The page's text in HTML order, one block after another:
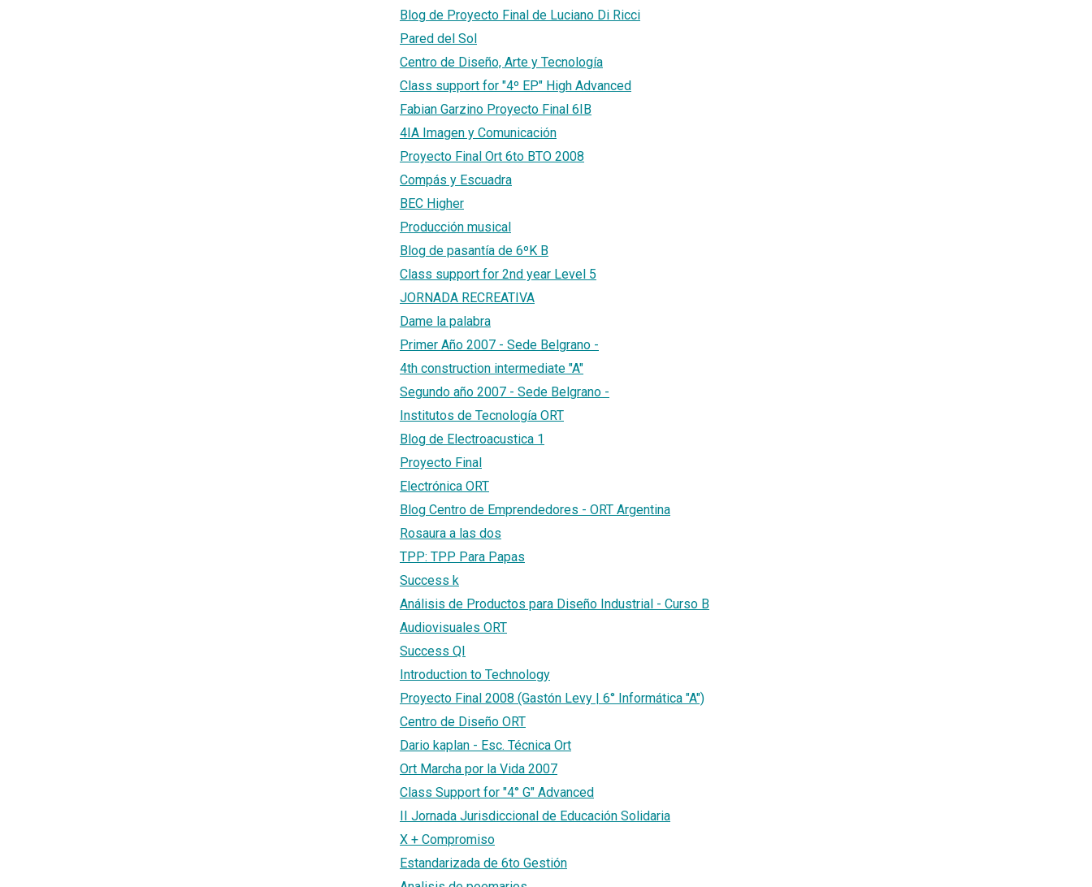
Blog de Proyecto Final de Luciano Di Ricci
Pared del Sol
Centro de Diseño, Arte y Tecnología
Class support for "4º EP" High Advanced
Fabian Garzino Proyecto Final 6IB
4IA Imagen y Comunicación
Proyecto Final Ort 6to BTO 2008
Compás y Escuadra
BEC Higher
Producción musical
Blog de pasantía de 6ºK B
Class support for 2nd year Level 5
JORNADA RECREATIVA
Dame la palabra
Primer Año 2007 - Sede Belgrano -
4th construction intermediate "A"
Segundo año 2007 - Sede Belgrano -
Institutos de Tecnología ORT
Blog de Electroacustica 1
Proyecto Final
Electrónica ORT
Blog Centro de Emprendedores - ORT Argentina
Rosaura a las dos
TPP: TPP Para Papas
Success k
Análisis de Productos para Diseño Industrial - Curso B
Audiovisuales ORT
Success QI
Introduction to Technology
Proyecto Final 2008 (Gastón Levy | 6° Informática "A")
Centro de Diseño ORT
Dario kaplan - Esc. Técnica Ort
Ort Marcha por la Vida 2007
Class Support for "4° G" Advanced
II Jornada Jurisdiccional de Educación Solidaria
X + Compromiso
Estandarizada de 6to Gestión